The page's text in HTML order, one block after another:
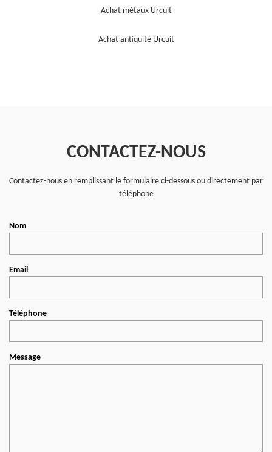
Achat métaux Urcuit
Achat antiquité Urcuit
CONTACTEZ-NOUS
Contactez-nous en remplissant le formulaire ci-dessous ou directement par
téléphone
Nom
Email
Téléphone
Message